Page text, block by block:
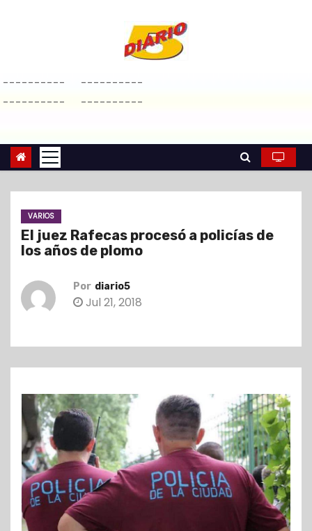
a
r
l
----------
----------
----------
----------
VARIOS
El juez Rafecas procesó a policías de
los años de plomo
Por diario5
Jul 21, 2018